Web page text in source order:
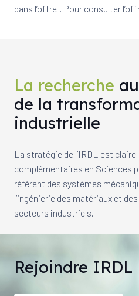
dans l’offre ! Pour consulter
La recherche
de la
industrielle
La stratégie de l’IRDL est
complémentaires en Sciences
référent des systèmes
l’ingénierie des matériaux et
secteurs industriels.
Rejoindre IRDL